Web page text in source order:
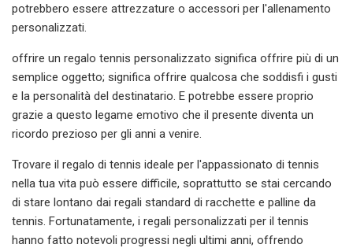
potrebbero essere attrezzature o accessori per l'allenamento
personalizzati.
offrire un regalo tennis personalizzato significa offrire più di un
semplice oggetto; significa offrire qualcosa che soddisfi i gusti
e la personalità del destinatario. E potrebbe essere proprio
grazie a questo legame emotivo che il presente diventa un
ricordo prezioso per gli anni a venire.
Trovare il regalo di tennis ideale per l'appassionato di tennis
nella tua vita può essere difficile, soprattutto se stai cercando
di stare lontano dai regali standard di racchette e palline da
tennis. Fortunatamente, i regali personalizzati per il tennis
hanno fatto notevoli progressi negli ultimi anni, offrendo